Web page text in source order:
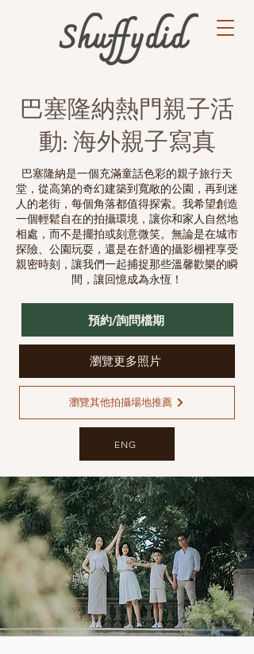
巴塞隆納熱門親子活
動: 海外親子寫真
巴塞隆納是一個充滿童話色彩的親子旅行天
堂，從高第的奇幻建築到寬敞的公園，再到迷
人的老街，每個角落都值得探索。我希望創造
一個輕鬆自在的拍攝環境，讓你和家人自然地
相處，而不是擺拍或刻意微笑。無論是在城市
探險、公園玩耍，還是在舒適的攝影棚裡享受
親密時刻，讓我們一起捕捉那些溫馨歡樂的瞬
間，讓回憶成為永恆！
預約/詢問檔期
瀏覽更多照片
瀏覽其他拍攝場地推薦
ENG